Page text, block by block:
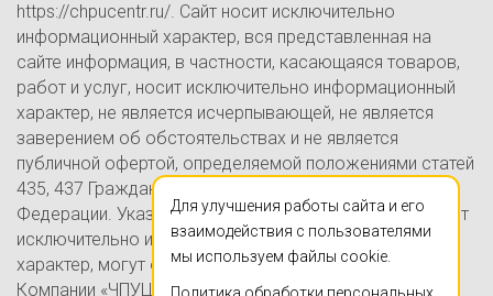
https://chpucentr.ru/. Сайт носит исключительно
информационный характер, вся представленная на
сайте информация, в частности, касающаяся товаров,
работ и услуг, носит исключительно информационный
характер, не является исчерпывающей, не является
заверением об обстоятельствах и не является
публичной офертой, определяемой положениями статей
435, 437 Гражданского кодекса Российской
Федерации. Указанные на настоящем Сайте цены носят
исключительно информационно-ознакомительный
характер, могут отличаться от действительных цен в
Компании «ЧПУЦЕНТР» (ИП Ершов А.В., ОГРНИП
Для улучшения работы сайта и его
взаимодействия с пользователями
мы используем файлы cookie.